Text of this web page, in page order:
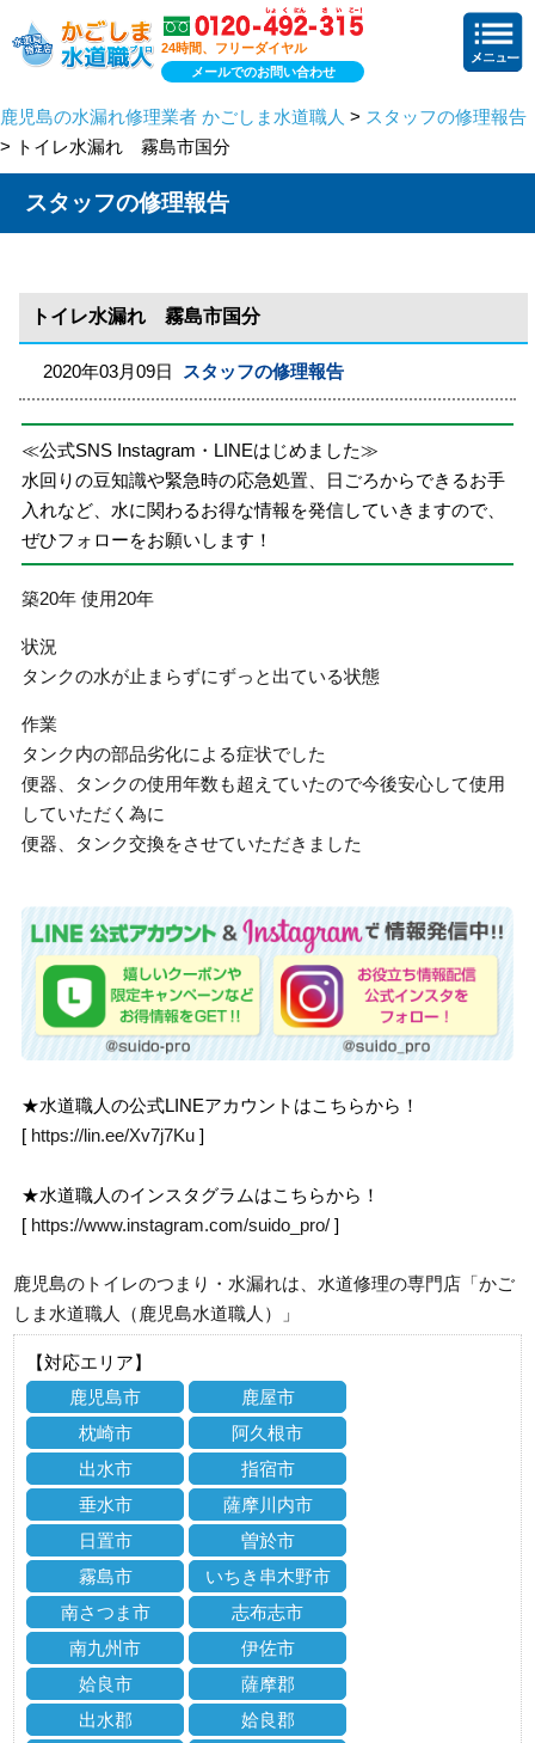
24時間、フリーダイヤル
メールでのお問い合わせ
鹿児島の水漏れ修理業者 かごしま水道職人 > スタッフの修理報告
> トイレ水漏れ 霧島市国分
スタッフの修理報告
トイレ水漏れ 霧島市国分
2020年03月09日 スタッフの修理報告
≪公式SNS Instagram・LINEはじめました≫
水回りの豆知識や緊急時の応急処置、日ごろからできるお手
入れなど、水に関わるお得な情報を発信していきますので、
ぜひフォローをお願いします！
築20年 使用20年
状況
タンクの水が止まらずにずっと出ている状態
作業
タンク内の部品劣化による症状でした
便器、タンクの使用年数も超えていたので今後安心して使用
していただく為に
便器、タンク交換をさせていただきました
★水道職人の公式LINEアカウントはこちらから！
[ https://lin.ee/Xv7j7Ku ]
★水道職人のインスタグラムはこちらから！
[ https://www.instagram.com/suido_pro/ ]
鹿児島のトイレのつまり・水漏れは、水道修理の専門店「かご
しま水道職人（鹿児島水道職人）」
【対応エリア】
鹿児島市
鹿屋市
枕崎市
阿久根市
出水市
指宿市
垂水市
薩摩川内市
日置市
曽於市
霧島市
いちき串木野市
南さつま市
志布志市
南九州市
伊佐市
姶良市
薩摩郡
出水郡
姶良郡